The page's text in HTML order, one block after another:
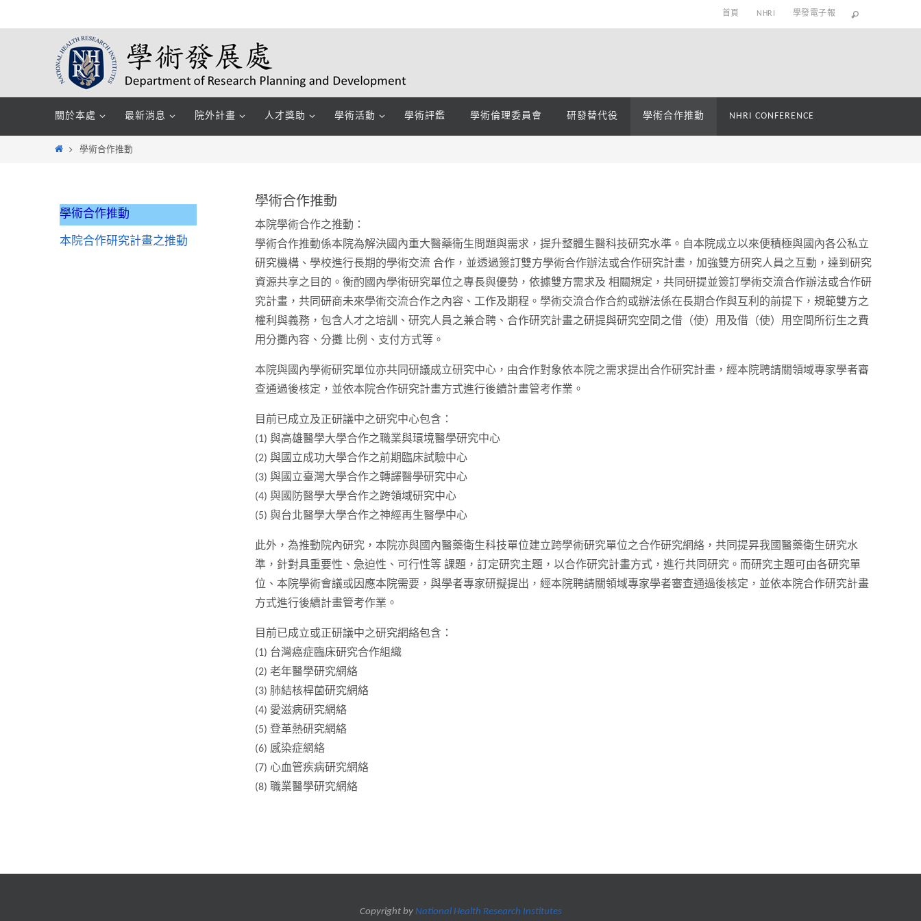
to
首頁 NHRI 學發電子報
關於本處 最新消息 院外計畫 人才獎助 學術活動 學術評鑑 學術倫理委員會 研發替代役 學術合作推動 NHRI CONFERENCE
Home學術合作推動
學術合作推動
本院學術合作之推動：
學術合作推動係本院為解決國內重大醫藥衛生問題與需求，提升整體生醫科技研究水準。自本院成立以來便積極與國內各公私立
研究機構、學校進行長期的學術交流 合作，並透過簽訂雙方學術合作辦法或合作研究計畫，加強雙方研究人員之互動，達到研究
資源共享之目的。衡酌國內學術研究單位之專長與優勢，依據雙方需求及 相關規定，共同研提並簽訂學術交流合作辦法或合作研
究計畫，共同研商未來學術交流合作之內容、工作及期程。學術交流合作合約或辦法係在長期合作與互利的前提下，規範雙方之
權利與義務，包含人才之培訓、研究人員之兼合聘、合作研究計畫之研提與研究空間之借（使）用及借（使）用空間所衍生之費
用分攤內容、分攤 比例、支付方式等。
本院與國內學術研究單位亦共同研議成立研究中心，由合作對象依本院之需求提出合作研究計畫，經本院聘請關領域專家學者審
查通過後核定，並依本院合作研究計畫方式進行後續計畫管考作業。
目前已成立及正研議中之研究中心包含：
(1) 與高雄醫學大學合作之職業與環境醫學研究中心
(2) 與國立成功大學合作之前期臨床試驗中心
(3) 與國立臺灣大學合作之轉譯醫學研究中心
(4) 與國防醫學大學合作之跨領域研究中心
(5) 與台北醫學大學合作之神經再生醫學中心
此外，為推動院內研究，本院亦與國內醫藥衛生科技單位建立跨學術研究單位之合作研究網絡，共同提昇我國醫藥衛生研究水
準，針對具重要性、急迫性、可行性等 課題，訂定研究主題，以合作研究計畫方式，進行共同研究。而研究主題可由各研究單
位、本院學術會議或因應本院需要，與學者專家研擬提出，經本院聘請關領域專家學者審查通過後核定，並依本院合作研究計畫
方式進行後續計畫管考作業。
目前已成立或正研議中之研究網絡包含：
(1) 台灣癌症臨床研究合作組織
(2) 老年醫學研究網絡
(3) 肺結核桿菌研究網絡
(4) 愛滋病研究網絡
(5) 登革熱研究網絡
(6) 感染症網絡
(7) 心血管疾病研究網絡
(8) 職業醫學研究網絡
學術合作推動
本院合作研究計畫之推動
Copyright by National Health Research Institutes